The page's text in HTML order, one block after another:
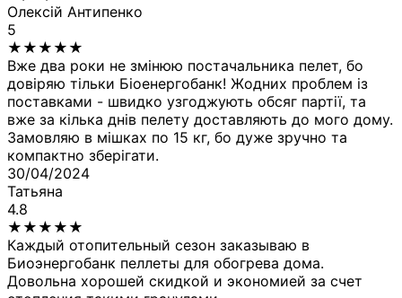
Олексій Антипенко
5
★ ★ ★ ★ ★
Вже два роки не змінюю постачальника пелет, бо
довіряю тільки Біоенергобанк! Жодних проблем із
поставками - швидко узгоджують обсяг партії, та
вже за кілька днів пелету доставляють до мого дому.
Замовляю в мішках по 15 кг, бо дуже зручно та
компактно зберігати.
30/04/2024
Татьяна
4.8
★ ★ ★ ★ ★
Каждый отопительный сезон заказываю в
Биоэнергобанк пеллеты для обогрева дома.
Довольна хорошей скидкой и экономией за счет